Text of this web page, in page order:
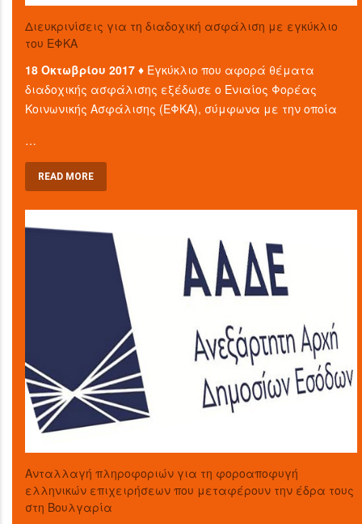
Διευκρινίσεις για τη διαδοχική ασφάλιση με εγκύκλιο
του ΕΦΚΑ
18 Οκτωβρίου 2017 ♦ Εγκύκλιο που αφορά θέματα
διαδοχικής ασφάλισης εξέδωσε ο Ενιαίος Φορέας
Κοινωνικής Ασφάλισης (ΕΦΚΑ), σύμφωνα με την οποία
…
READ MORE
Aνταλλαγή πληροφοριών για τη φοροαποφυγή
ελληνικών επιχειρήσεων που μεταφέρουν την έδρα τους
στη Βουλγαρία